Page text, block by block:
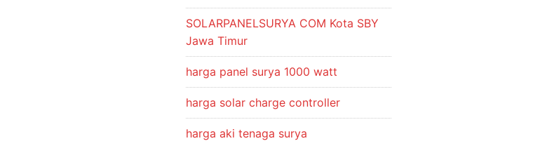
SOLARPANELSURYA COM Kota SBY
Jawa Timur
harga panel surya 1000 watt
harga solar charge controller
harga aki tenaga surya